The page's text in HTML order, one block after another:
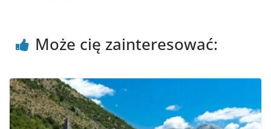
Może cię zainteresować: